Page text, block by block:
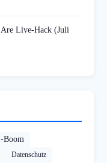
Live-Hack (Juli
Boom
Datenschutz